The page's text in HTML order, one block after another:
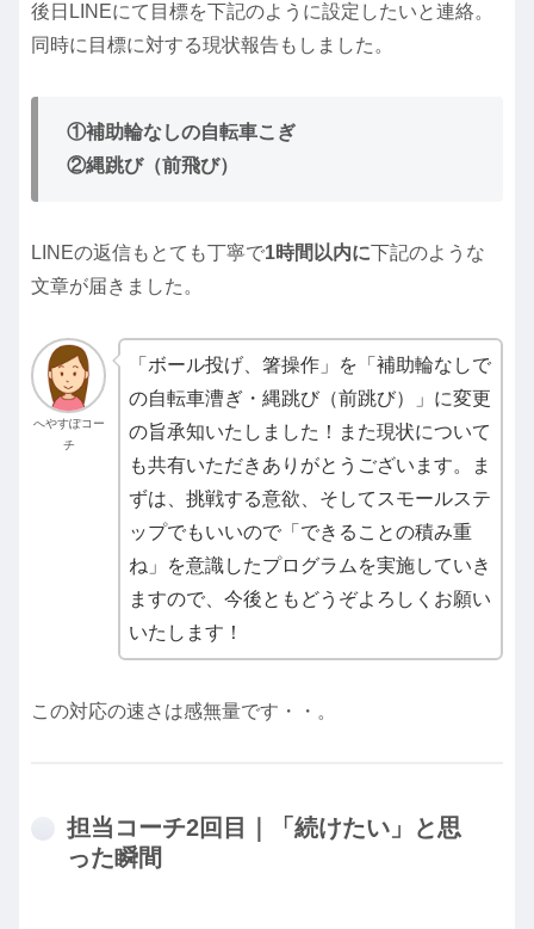
後日LINEにて目標を下記のように設定したいと連絡。
同時に目標に対する現状報告もしました。
①補助輪なしの自転車こぎ
②縄跳び（前飛び）
LINEの返信もとても丁寧で1時間以内に下記のような
文章が届きました。
へやすぽコー
チ
「ボール投げ、箸操作」を「補助輪なしで
の自転車漕ぎ・縄跳び（前跳び）」に変更
の旨承知いたしました！また現状について
も共有いただきありがとうございます。ま
ずは、挑戦する意欲、そしてスモールステ
ップでもいいので「できることの積み重
ね」を意識したプログラムを実施していき
ますので、今後ともどうぞよろしくお願い
いたします！
この対応の速さは感無量です・・。
担当コーチ2回目｜「続けたい」と思
った瞬間